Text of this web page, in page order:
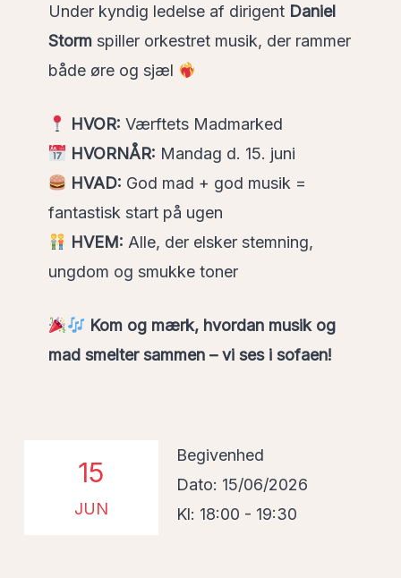
Under kyndig ledelse af dirigent Daniel
Stormspiller orkestret musik, der rammer
både øre og sjæl
HVOR: Værftets Madmarked
HVORNÅR: Mandag d. 15. juni
HVAD: God mad + god musik =
fantastisk start på ugen
HVEM: Alle, der elsker stemning,
ungdom og smukke toner
Kom og mærk, hvordan musik og
mad smelter sammen – vi ses i sofaen!
15
JUN
Begivenhed
Dato: 15/06/2026
Kl: 18:00 - 19:30